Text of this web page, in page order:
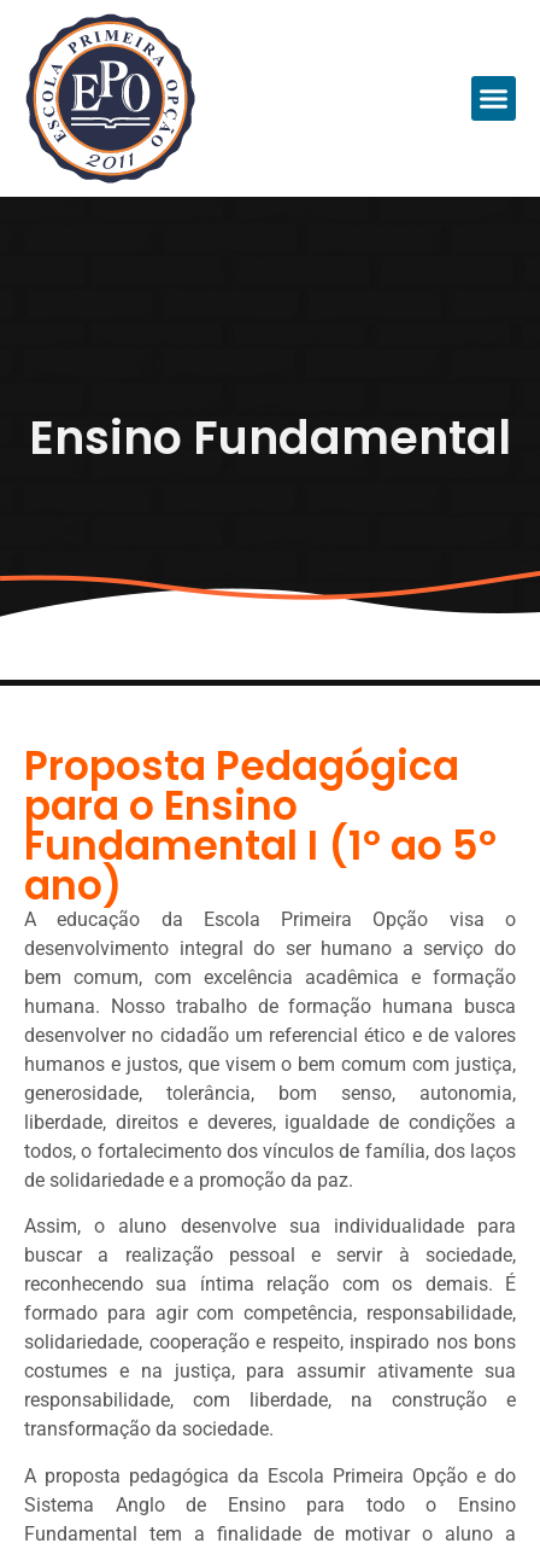
Ensino Fundamental
Proposta Pedagógica
para o Ensino
Fundamental I (1º ao 5º
ano)
A educação da Escola Primeira Opção visa o
desenvolvimento integral do ser humano a serviço do
bem comum, com excelência acadêmica e formação
humana. Nosso trabalho de formação humana busca
desenvolver no cidadão um referencial ético e de valores
humanos e justos, que visem o bem comum com justiça,
generosidade, tolerância, bom senso, autonomia,
liberdade, direitos e deveres, igualdade de condições a
todos, o fortalecimento dos vínculos de família, dos laços
de solidariedade e a promoção da paz.
Assim, o aluno desenvolve sua individualidade para
buscar a realização pessoal e servir à sociedade,
reconhecendo sua íntima relação com os demais. É
formado para agir com competência, responsabilidade,
solidariedade, cooperação e respeito, inspirado nos bons
costumes e na justiça, para assumir ativamente sua
responsabilidade, com liberdade, na construção e
transformação da sociedade.
A proposta pedagógica da Escola Primeira Opção e do
Sistema Anglo de Ensino para todo o Ensino
Fundamental tem a finalidade de motivar o aluno a